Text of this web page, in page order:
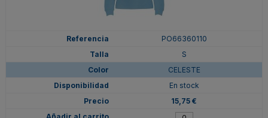
PO66360110
S
CELESTE
En stock
15,75 €